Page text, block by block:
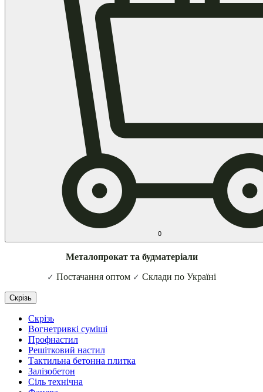
0
Металопрокат та будматеріали
✓ Постачання оптом ✓ Склади по Україні
Скрізь
Скрізь
Вогнетривкі суміші
Профнастил
Решітковий настил
Тактильна бетонна плитка
Залізобетон
Сіль технічна